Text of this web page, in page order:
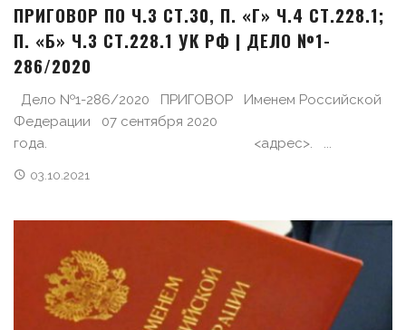
ПРИГОВОР ПО Ч.3 СТ.30, П. «Г» Ч.4 СТ.228.1;
П. «Б» Ч.3 СТ.228.1 УК РФ | ДЕЛО №1-
286/2020
Дело №1-286/2020 ПРИГОВОР Именем Российской
Федерации 07 сентября 2020
года. <адрес>. ...
03.10.2021